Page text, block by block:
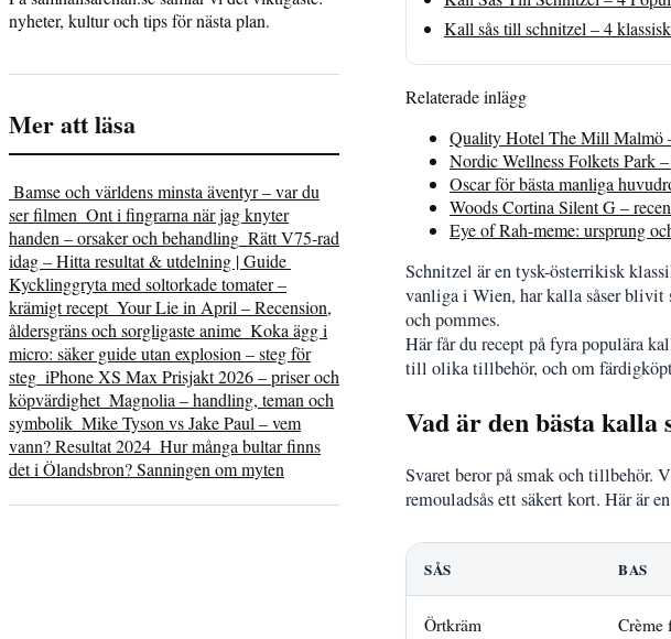
Kall sås till schnitzel – 4
Relaterade inlägg
Quality Hotel The Mill Malmö
Nordic Wellness Folkets Park
Oscar för bästa manliga
Woods Cortina Silent G –
Eye of Rah-meme: ursprung
Schnitzel är en tysk-österrikisk
vanliga i Wien, har kalla såser blivit
och pommes.
Här får du recept på fyra populära
till olika tillbehör, och om
Vad är den bästa kalla
Svaret beror på smak och tillbehör.
remouladsås ett säkert kort. Här är
SÅS BAS
Örtkräm Crème
nyheter, kultur och tips för nästa plan.
Mer att läsa
Bamse och världens minsta äventyr – var du
ser filmen Ont i fingrarna när jag knyter
handen – orsaker och behandling Rätt V75-rad
idag – Hitta resultat & utdelning | Guide
Kycklinggryta med soltorkade tomater –
krämigt recept Your Lie in April – Recension,
åldersgräns och sorgligaste anime Koka ägg i
micro: säker guide utan explosion – steg för
steg iPhone XS Max Prisjakt 2026 – priser och
köpvärdighet Magnolia – handling, teman och
symbolik Mike Tyson vs Jake Paul – vem
vann? Resultat 2024 Hur många bultar finns
det i Ölandsbron? Sanningen om myten